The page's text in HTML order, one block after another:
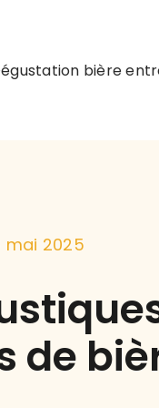
bière
mai 2025
de